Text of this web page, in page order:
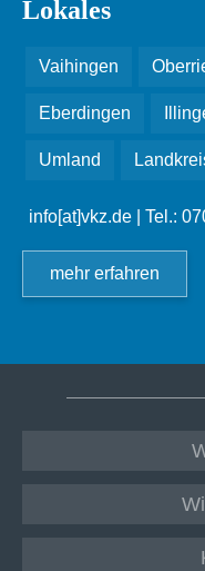
Lokales
Vaihingen
Eberdingen
Umland
info[at]vkz.de | Tel.:
mehr erfahren